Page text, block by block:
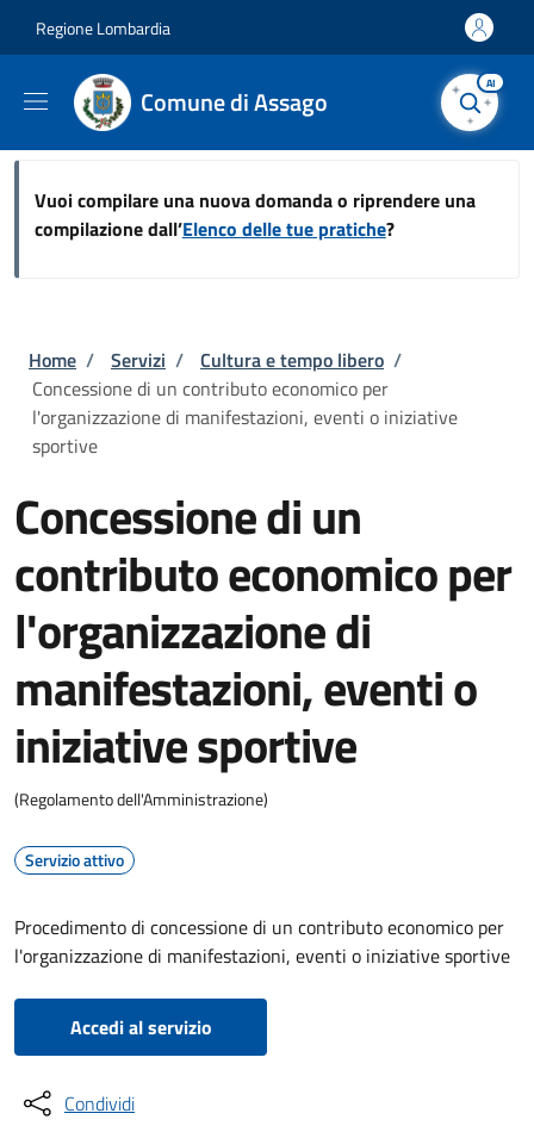
Regione Lombardia
Comune di Assago
AI
Vuoi compilare una nuova domanda o riprendere una
compilazione dall’Elenco delle tue pratiche?
Briciole di pane
Home / Servizi / Cultura e tempo libero /
Concessione di un contributo economico per
l'organizzazione di manifestazioni, eventi o iniziative
sportive
Concessione di un
contributo economico per
l'organizzazione di
manifestazioni, eventi o
iniziative sportive
(Regolamento dell'Amministrazione)
Servizio attivo
Procedimento di concessione di un contributo economico per
l'organizzazione di manifestazioni, eventi o iniziative sportive
Accedi al servizio
Condividi